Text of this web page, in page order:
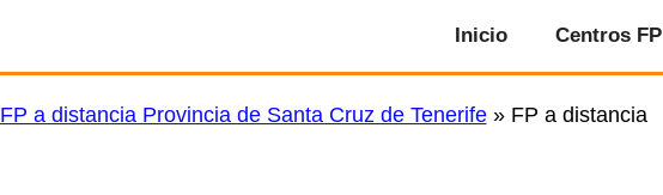
Inicio Centros FP
FP a distancia Provincia de Santa Cruz de Tenerife» FP a distancia